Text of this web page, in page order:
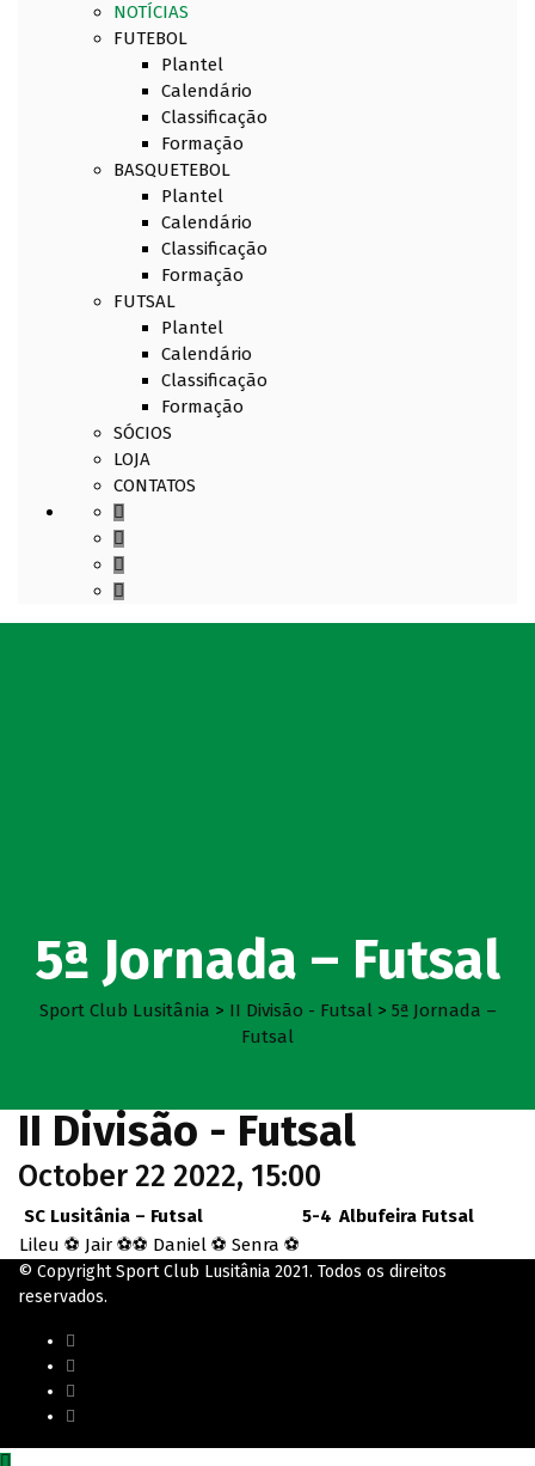
NOTÍCIAS
FUTEBOL
Plantel
Calendário
Classificação
Formação
BASQUETEBOL
Plantel
Calendário
Classificação
Formação
FUTSAL
Plantel
Calendário
Classificação
Formação
SÓCIOS
LOJA
CONTATOS
5ª Jornada – Futsal
Sport Club Lusitânia > II Divisão - Futsal> 5ª Jornada –
Futsal
II Divisão - Futsal
October 22 2022, 15:00
SC Lusitânia – Futsal 5-4 Albufeira Futsal
Lileu ⚽ Jair ⚽⚽ Daniel ⚽ Senra ⚽
© Copyright Sport Club Lusitânia 2021. Todos os direitos
reservados.